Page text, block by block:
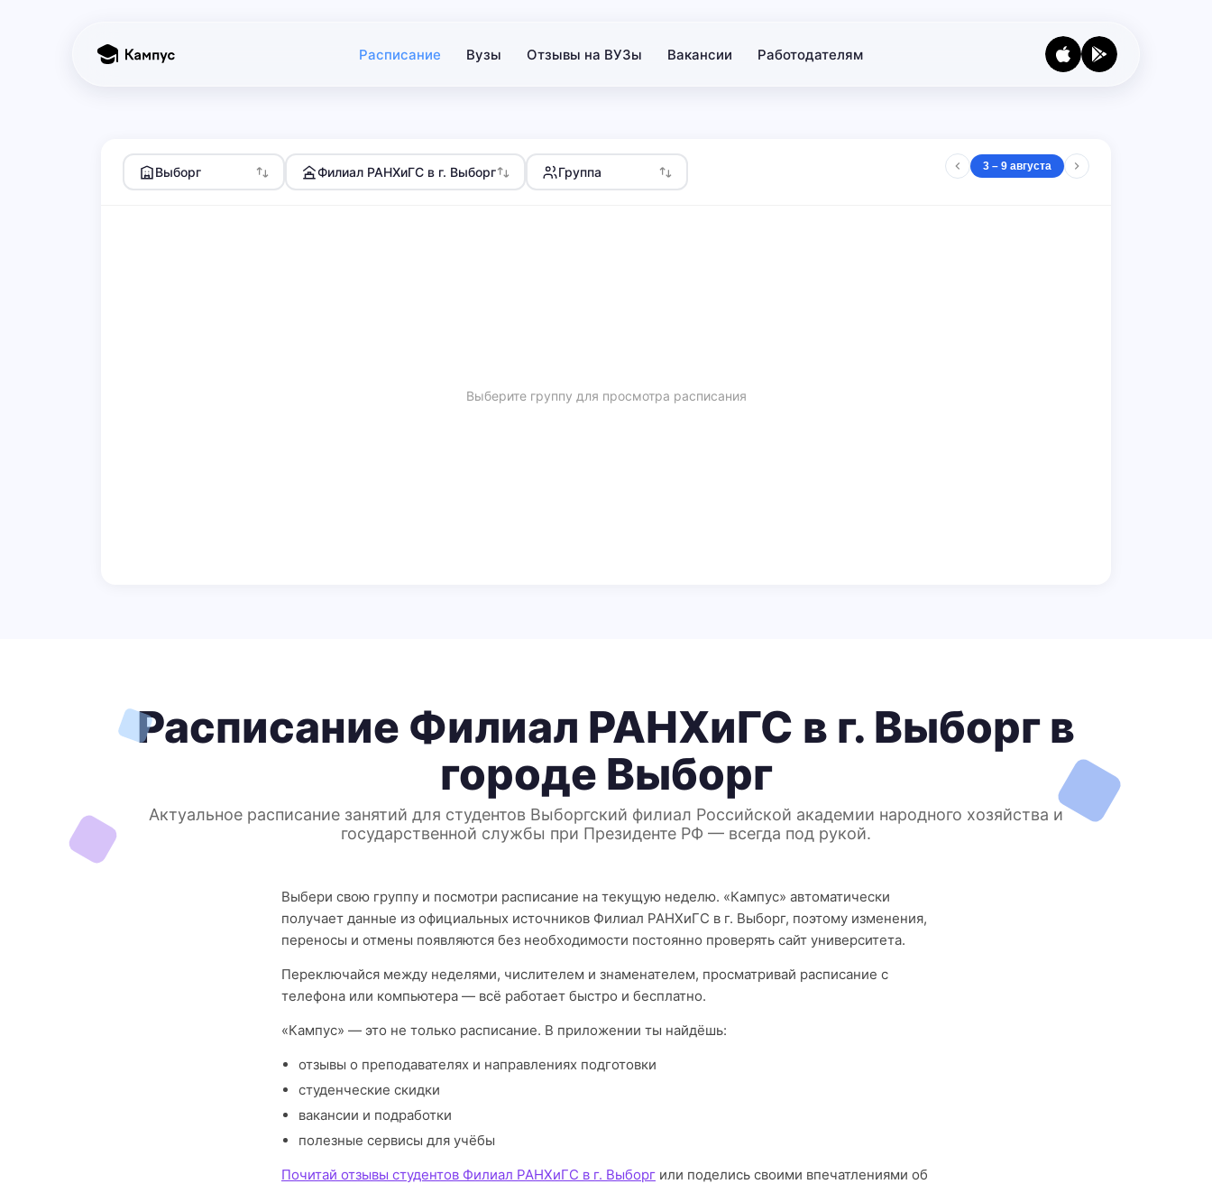
Расписание Вузы Отзывы на ВУЗы Вакансии Работодателям
Выборг Филиал РАНХиГС в г. Выборг Группа 3 – 9 августа
Выберите группу для просмотра расписания
Расписание Филиал РАНХиГС в г. Выборг в
городе Выборг
Актуальное расписание занятий для студентов Выборгский филиал Российской академии народного хозяйства и
государственной службы при Президенте РФ — всегда под рукой.
Выбери свою группу и посмотри расписание на текущую неделю. «Кампус» автоматически
получает данные из официальных источников Филиал РАНХиГС в г. Выборг, поэтому изменения,
переносы и отмены появляются без необходимости постоянно проверять сайт университета.
Переключайся между неделями, числителем и знаменателем, просматривай расписание с
телефона или компьютера — всё работает быстро и бесплатно.
«Кампус» — это не только расписание. В приложении ты найдёшь:
отзывы о преподавателях и направлениях подготовки
студенческие скидки
вакансии и подработки
полезные сервисы для учёбы
Почитай отзывы студентов Филиал РАНХиГС в г. Выборг или поделись своими впечатлениями об